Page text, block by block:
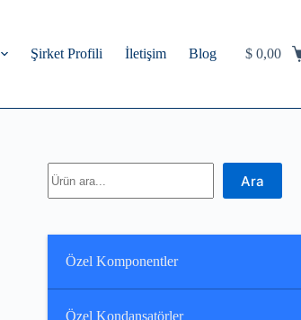
Şirket Profili İletişim Blog
Shopping
$ 0,00
Ara
Özel Komponentler
Özel Kondansatörler